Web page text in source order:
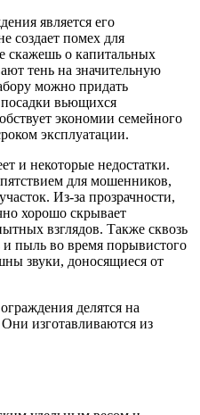
является его
создает помех для
скажешь о капитальных
тень на значительную
можно придать
вьющихся
экономии семейного
эксплуатации.
и некоторые недостатки.
для мошенников,
Из-за прозрачности,
хорошо скрывает
взглядов. Также сквозь
и пыль во время порывистого
звуки, доносящиеся от
делятся на
изготавливаются из